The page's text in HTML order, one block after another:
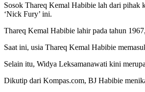
Sosok Thareq Kemal Habibie lah dari pihak
‘Nick Fury’ ini.
Thareq Kemal Habibie lahir pada tahun
Saat ini, usia Thareq Kemal Habibie
Selain itu, Widya Leksamanawati kini
Dikutip dari Kompas.com, BJ Habibie